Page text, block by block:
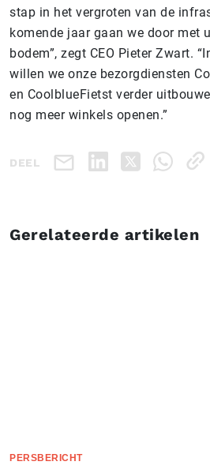
stap in het vergroten van de
komende jaar gaan we door met
bodem”, zegt CEO Pieter Zwart.
willen we onze bezorgdiensten
en CoolblueFietst verder
nog meer winkels openen.”
DEEL
Gerelateerde artikelen
PERSBERICHT